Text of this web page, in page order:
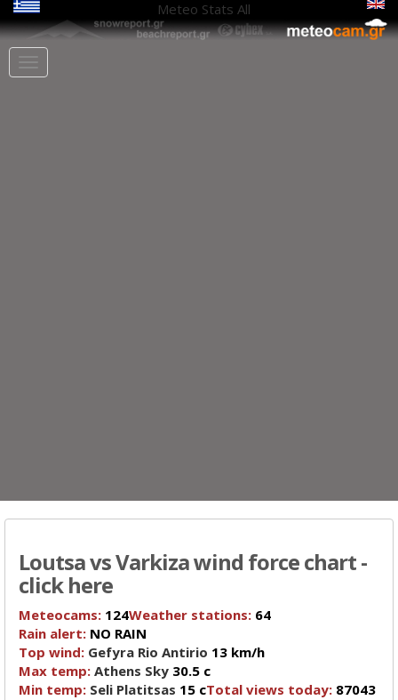
Meteo Stats All
Loutsa vs Varkiza wind force chart -
click here
Meteocams: 124Weather stations: 64
Rain alert: NO RAIN
Top wind: Gefyra Rio Antirio 13 km/h
Max temp: Athens Sky 30.5 c
Min temp: Seli Platitsas 15 cTotal views today: 87043